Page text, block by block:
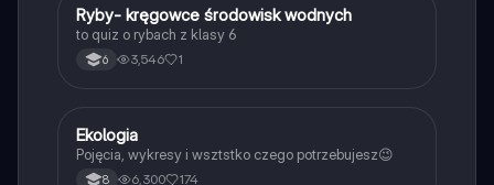
RBiologia
Ryby- kręgowce środowisk wodnych
to quiz o rybach z klasy 6
6 3,546 1
Biologia
Ekologia
Pojęcia, wykresy i wsztstko czego potrzebujesz😉
8 6,300 174